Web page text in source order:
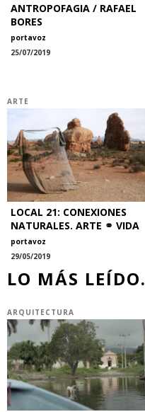
ANTROPOFAGIA / RAFAEL
BORES
portavoz
25/07/2019
ARTE
LOCAL 21: CONEXIONES
NATURALES. ARTE ⚭ VIDA
portavoz
29/05/2019
LO MÁS LEÍDO.
ARQUITECTURA